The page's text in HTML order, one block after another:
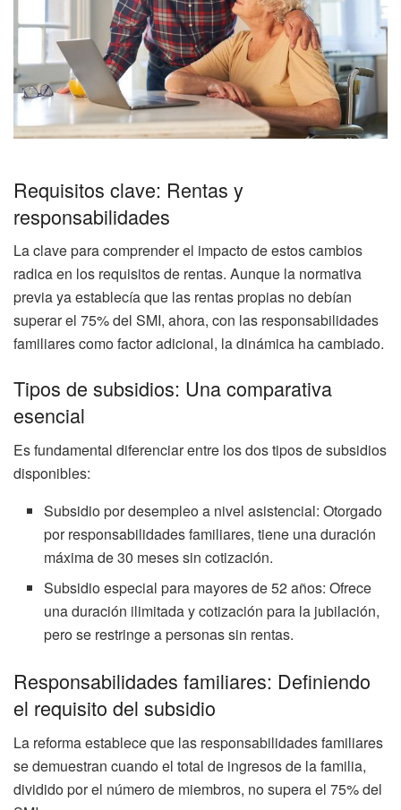
Requisitos clave: Rentas y
responsabilidades
La clave para comprender el impacto de estos cambios
radica en los requisitos de rentas. Aunque la normativa
previa ya establecía que las rentas propias no debían
superar el 75% del SMI, ahora, con las responsabilidades
familiares como factor adicional, la dinámica ha cambiado.
Tipos de subsidios: Una comparativa
esencial
Es fundamental diferenciar entre los dos tipos de subsidios
disponibles:
Subsidio por desempleo a nivel asistencial: Otorgado
por responsabilidades familiares, tiene una duración
máxima de 30 meses sin cotización.
Subsidio especial para mayores de 52 años: Ofrece
una duración ilimitada y cotización para la jubilación,
pero se restringe a personas sin rentas.
Responsabilidades familiares: Definiendo
el requisito del subsidio
La reforma establece que las responsabilidades familiares
se demuestran cuando el total de ingresos de la familia,
dividido por el número de miembros, no supera el 75% del